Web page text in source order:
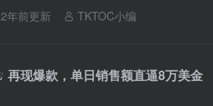
2年前更新 TKTOC小编
再现爆款，单日销售额直逼8万美金